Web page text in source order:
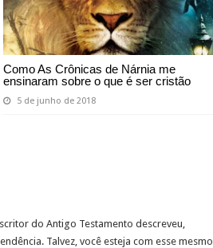
Como As Crônicas de Nárnia me
ensinaram sobre o que é ser cristão
5 de junho de 2018
do Antigo Testamento descreveu,
Talvez, você esteja com esse mesmo